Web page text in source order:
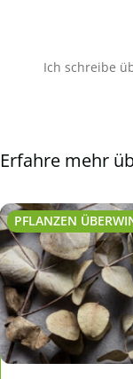
Ich schreibe
Erfahre mehr
PFLANZEN